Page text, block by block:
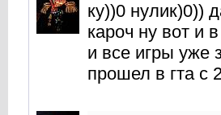
ку))0 нулик)0))
кароч ну вот и
и все игры уже
прошел в гта с